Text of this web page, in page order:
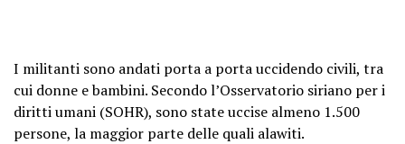
I militanti sono andati porta a porta uccidendo civili, tra
cui donne e bambini. Secondo l’Osservatorio siriano per i
diritti umani (SOHR), sono state uccise almeno 1.500
persone, la maggior parte delle quali alawiti.